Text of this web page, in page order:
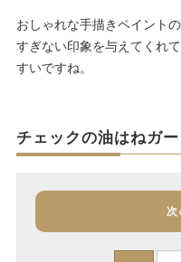
おしゃれな手描きペイント
すぎない印象を与えてくれ
すいですね。
チェックの油はねガー
次